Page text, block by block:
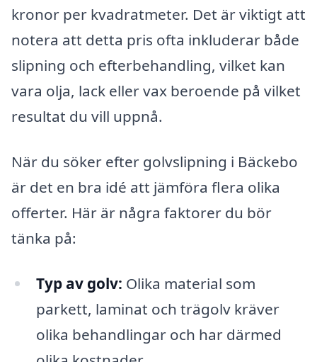
kronor per kvadratmeter. Det är viktigt att
notera att detta pris ofta inkluderar både
slipning och efterbehandling, vilket kan
vara olja, lack eller vax beroende på vilket
resultat du vill uppnå.
När du söker efter golvslipning i Bäckebo
är det en bra idé att jämföra flera olika
offerter. Här är några faktorer du bör
tänka på:
Typ av golv: Olika material som
parkett, laminat och trägolv kräver
olika behandlingar och har därmed